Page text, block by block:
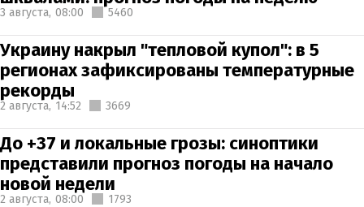
3 августа, 08:00 5460
Украину накрыл "тепловой купол": в 5
регионах зафиксированы температурные
рекорды
2 августа, 14:52 3669
До +37 и локальные грозы: синоптики
представили прогноз погоды на начало
новой недели
2 августа, 08:00 1793